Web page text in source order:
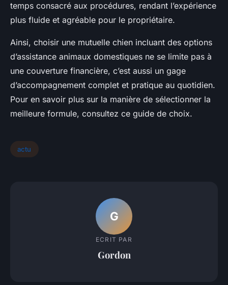
temps consacré aux procédures, rendant l’expérience
plus fluide et agréable pour le propriétaire.
Ainsi, choisir une mutuelle chien incluant des options
d’assistance animaux domestiques ne se limite pas à
une couverture financière, c’est aussi un gage
d’accompagnement complet et pratique au quotidien.
Pour en savoir plus sur la manière de sélectionner la
meilleure formule, consultez ce guide de choix.
actu
G
ECRIT PAR
Gordon